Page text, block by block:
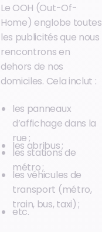
Le OOH (Out-Of-
Home) englobe toutes
les publicités que nous
rencontrons en
dehors de nos
domiciles. Cela inclut :
les panneaux
d’affichage dans la
rue ;
les abribus ;
les stations de
métro ;
les véhicules de
transport (métro,
train, bus, taxi) ;
etc.